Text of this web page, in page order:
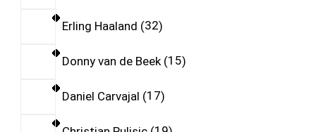
Erling Haaland 32
Donny van de Beek 15
Daniel Carvajal 17